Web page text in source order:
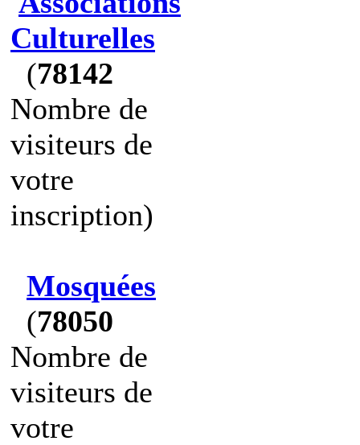
Culturelles
(78142
Nombre de
visiteurs de
votre
inscription)
Mosquées
(78050
Nombre de
visiteurs de
votre